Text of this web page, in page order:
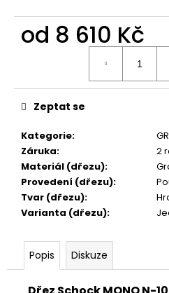
od 8 610 Kč
Kategorie:
Záruka:
2
Materiál (dřezu):
Provedení (dřezu):
Tvar (dřezu):
Varianta (dřezu):
Zeptat se
Popis Diskuze